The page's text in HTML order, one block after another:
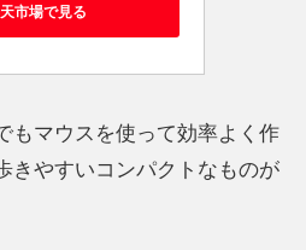
市場で見る
もマウスを使って効率よく作
きやすいコンパクトなものが